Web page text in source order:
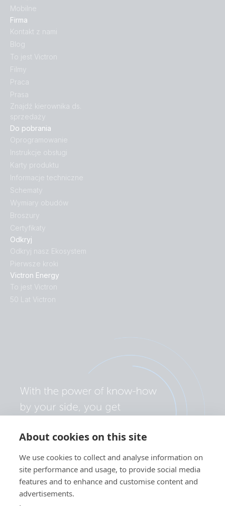
About cookies on this site
We use cookies to collect and analyse information on
site performance and usage, to provide social media
features and to enhance and customise content and
advertisements.
MEGA-Fuse 225A 32V
MEGA-Fuse 225A 32V foil
MEGA-fuse 300A58V for 48V products_2
MIDI fuse holder
MIDI-Fuse 200A 32V foil
MIDI-Fuse 200A 32V Front Rear
Odkryj
Odkryj nasz Ekosystem
Pierwsze kroki
Victron Energy
To jest Victron
50 Lat Victron
Do pobrania
Oprogramowanie
Instrukcje obsługi
Karty produktu
Informacje techniczne
Schematy
Wymiary obudów
Broszury
Certyfikaty
Mobilne
Firma
Kontakt z nami
Blog
To jest Victron
Filmy
Praca
Prasa
Znajdź kierownika ds.
sprzedaży